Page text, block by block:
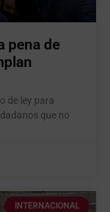
pena de
de ley para
que no
INTERNACIONAL